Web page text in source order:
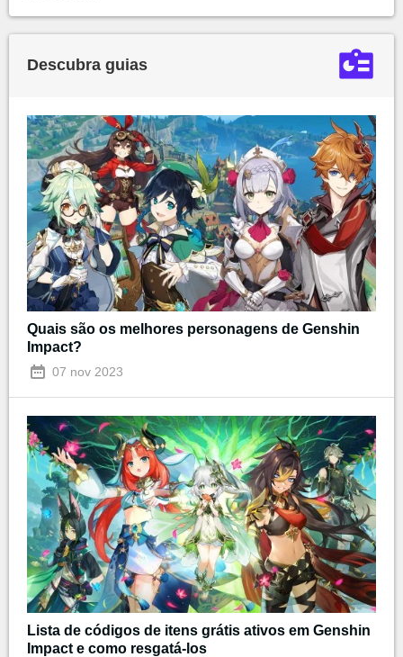
Descubra guias
Quais são os melhores personagens de Genshin
Impact?
07 nov 2023
Lista de códigos de itens grátis ativos em Genshin
Impact e como resgatá-los